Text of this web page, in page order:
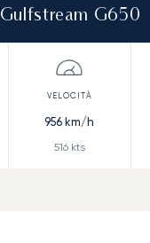
Gulfstream G650
956 km/h
516kts